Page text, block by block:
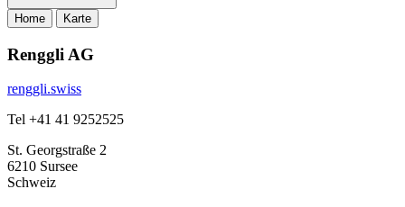
Home Karte
Renggli AG
renggli.swiss
Tel +41 41 9252525
St. Georgstraße 2
6210 Sursee
Schweiz